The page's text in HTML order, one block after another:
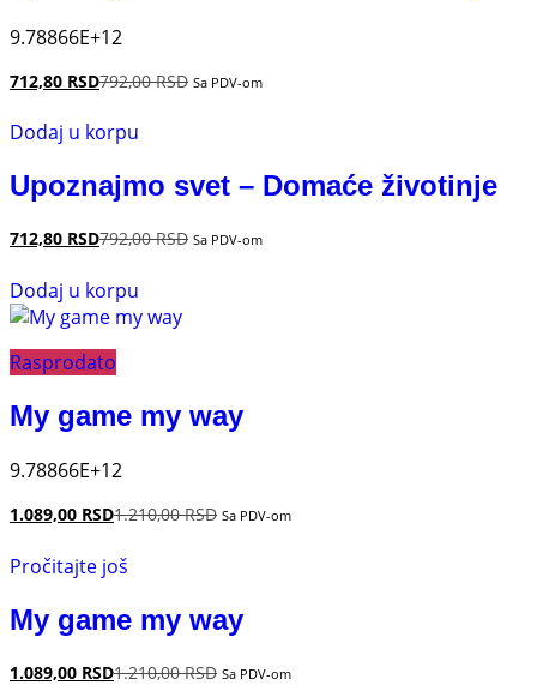
9.78866E+12
712,80 RSD792,00RSD Sa PDV-om
Dodaj u korpu
Upoznajmo svet – Domaće životinje
712,80 RSD792,00RSD Sa PDV-om
Dodaj u korpu
Rasprodato
My game my way
9.78866E+12
1.089,00 RSD1.210,00RSD Sa PDV-om
Pročitajte još
My game my way
1.089,00 RSD1.210,00RSD Sa PDV-om